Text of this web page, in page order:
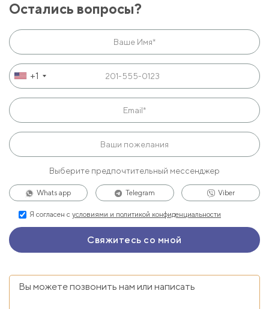
Остались вопросы?
+1
Выберите предпочтительный мессенджер
Whats app Telegram Viber
Я согласен с условиями и политикой конфиденциальности
Вы можете позвонить нам или написать